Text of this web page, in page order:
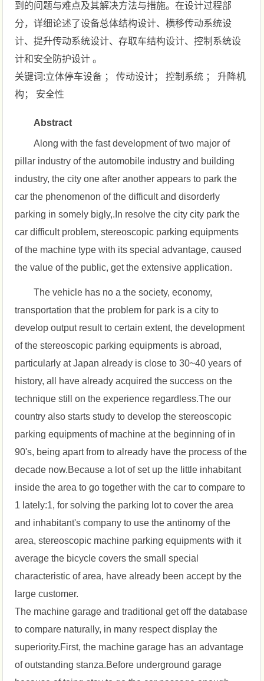
到的问题与难点及其解决方法与措施。在设计过程部
分，详细论述了设备总体结构设计、横移传动系统设
计、提升传动系统设计、存取车结构设计、控制系统设
计和安全防护设计 。
关键词:立体停车设备 ； 传动设计； 控制系统 ； 升降机
构； 安全性
Abstract
Along with the fast development of two major of
pillar industry of the automobile industry and building
industry, the city one after another appears to park the
car the phenomenon of the difficult and disorderly
parking in somely bigly,.In resolve the city city park the
car difficult problem, stereoscopic parking equipments
of the machine type with its special advantage, caused
the value of the public, get the extensive application.
The vehicle has no a the society, economy,
transportation that the problem for park is a city to
develop output result to certain extent, the development
of the stereoscopic parking equipments is abroad,
particularly at Japan already is close to 30~40 years of
history, all have already acquired the success on the
technique still on the experience regardless.The our
country also starts study to develop the stereoscopic
parking equipments of machine at the beginning of in
90's, being apart from to already have the process of the
decade now.Because a lot of set up the little inhabitant
inside the area to go together with the car to compare to
1 lately:1, for solving the parking lot to cover the area
and inhabitant's company to use the antinomy of the
area, stereoscopic machine parking equipments with it
average the bicycle covers the small special
characteristic of area, have already been accept by the
large customer.
The machine garage and traditional get off the database
to compare naturally, in many respect display the
superiority.First, the machine garage has an advantage
of outstanding stanza.Before underground garage